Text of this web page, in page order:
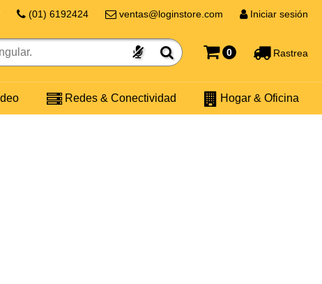
(01) 6192424 ventas@loginstore.com Iniciar sesión
0 Rastrea
Redes & Conectividad Hogar & Oficina